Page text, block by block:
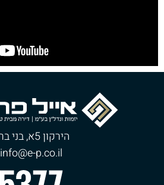
הירקון 5א, בני ברק
info@e-p.co.il